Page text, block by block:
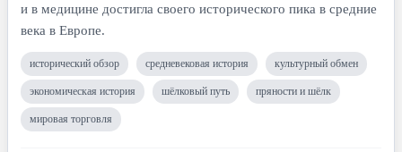
и в медицине достигла своего исторического пика в средние
века в Европе.
исторический обзор средневековая история культурный обмен
экономическая история шёлковый путь пряности и шёлк
мировая торговля